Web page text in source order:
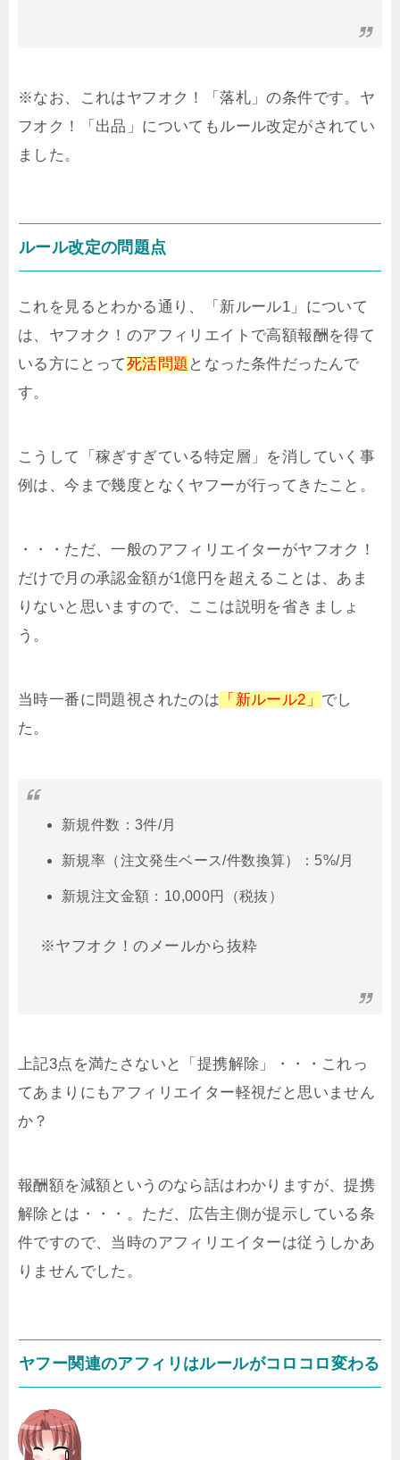
※なお、これはヤフオク！「落札」の条件です。ヤ
フオク！「出品」についてもルール改定がされてい
ました。
ルール改定の問題点
これを見るとわかる通り、「新ルール1」について
は、ヤフオク！のアフィリエイトで高額報酬を得て
いる方にとって死活問題 となった条件だったんで
す。
こうして「稼ぎすぎている特定層」を消していく事
例は、今まで幾度となくヤフーが行ってきたこと。
・・・ただ、一般のアフィリエイターがヤフオク！
だけで月の承認金額が1億円を超えることは、あま
りないと思いますので、ここは説明を省きましょ
う。
当時一番に問題視されたのは 「新ルール2」 でし
た。
新規件数：3件/月
新規率（注文発生ベース/件数換算）：5%/月
新規注文金額：10,000円（税抜）
※ヤフオク！のメールから抜粋
上記3点を満たさないと「提携解除」・・・これっ
てあまりにもアフィリエイター軽視だと思いません
か？
報酬額を減額というのなら話はわかりますが、提携
解除とは・・・。ただ、広告主側が提示している条
件ですので、当時のアフィリエイターは従うしかあ
りませんでした。
ヤフー関連のアフィリはルールがコロコロ変わる